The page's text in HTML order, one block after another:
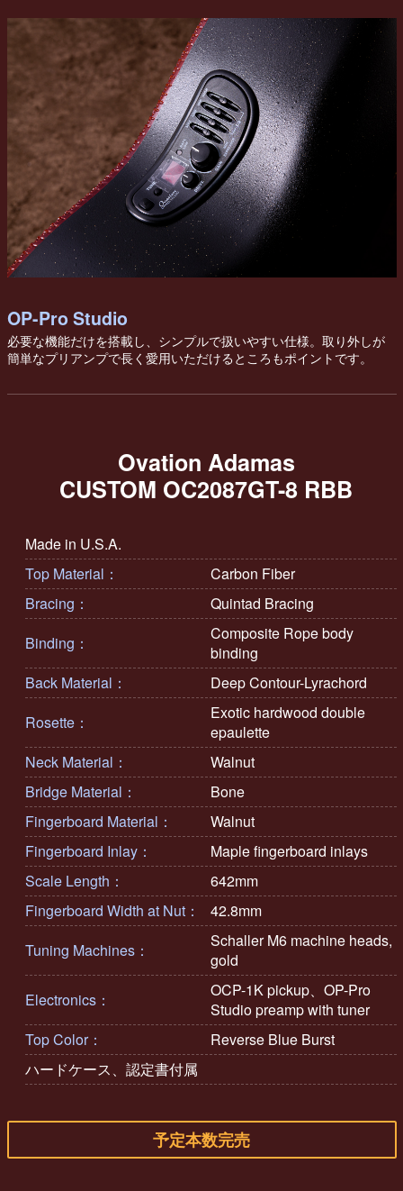
OP-Pro Studio
必要な機能だけを搭載し、シンプルで扱いやすい仕様。取り外しが
簡単なプリアンプで長く愛用いただけるところもポイントです。
Ovation Adamas
CUSTOM OC2087GT-8 RBB
Made in U.S.A.
Top Material：
Carbon Fiber
Bracing：
Quintad Bracing
Binding：
Composite Rope body
binding
Back Material：
Deep Contour-Lyrachord
Rosette：
Exotic hardwood double
epaulette
Neck Material：
Walnut
Bridge Material：
Bone
Fingerboard Material：
Walnut
Fingerboard Inlay：
Maple fingerboard inlays
Scale Length：
642mm
Fingerboard Width at Nut：
42.8mm
Tuning Machines：
Schaller M6 machine heads,
gold
Electronics：
OCP-1K pickup、OP-Pro
Studio preamp with tuner
Top Color：
Reverse Blue Burst
ハードケース、認定書付属
予定本数完売